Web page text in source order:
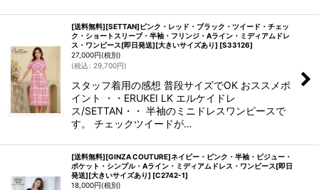
[送料無料][SETTAN]ピンク・レッド・ブラック・ツイード・チェッ
ク・ショートスリーブ・半袖・フリンジ・Aライン・ミディアムドレ
ス・ワンピース[即日発送][大きいサイズあり] [S33126]
27,000円(税別)
(税込 : 29,700円)
スタッフ着用の感想 普段サイズでOK おススメポ
イント ・・ERUKEI LK エルケイドレ
ス/SETTAN・・ 半袖のミニドレスワンピースで
す。 チェックツイードが…
[送料無料][GINZA COUTURE]ネイビー・ピンク・半袖・ビジュー・
ポケット・シンプル・Aライン・ミディアムドレス・ワンピース[即日
発送][大きいサイズあり] [C2742-1]
18,000円(税別)